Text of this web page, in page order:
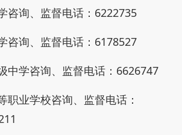
咨询、监督电话：6222735
咨询、监督电话：6178527
中学咨询、监督电话：6626747
职业学校咨询、监督电话：